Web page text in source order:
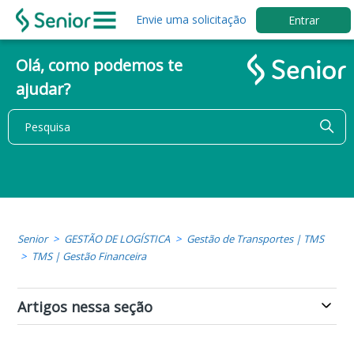
Envie uma solicitação Entrar
Olá, como podemos te
ajudar?
Senior GESTÃO DE LOGÍSTICA
Gestão de Transportes | TMS
TMS | Gestão Financeira
Artigos nessa seção